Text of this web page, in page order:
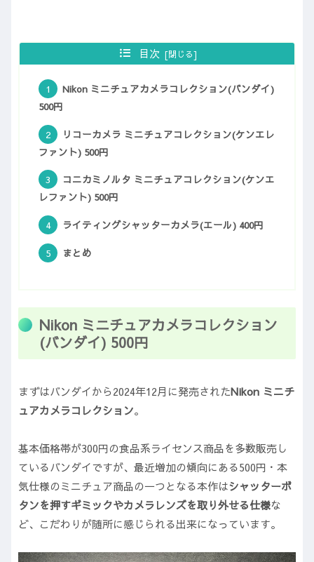
目次
Nikon ミニチュアカメラコレクション(バンダイ)
500円
リコーカメラ ミニチュアコレクション(ケンエレ
ファント) 500円
コニカミノルタ ミニチュアコレクション(ケンエ
レファント) 500円
ライティングシャッターカメラ(エール) 400円
まとめ
Nikon ミニチュアカメラコレクション
(バンダイ) 500円
まずはバンダイから2024年12月に発売されたNikon ミニチ
ュアカメラコレクション。
基本価格帯が300円の食品系ライセンス商品を多数販売し
ているバンダイですが、最近増加の傾向にある500円・本
気仕様のミニチュア商品の一つとなる本作はシャッターボ
タンを押すギミックやカメラレンズを取り外せる仕様な
ど、こだわりが随所に感じられる出来になっています。